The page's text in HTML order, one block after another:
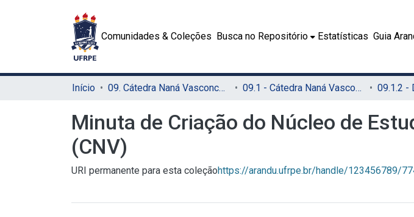
Comunidades & Coleções Busca no Repositório Estatísticas Guia
Início 09. Cátedra Naná Vasconcelos (CNV) 09.1 - Cátedra Naná Vasconcelos (CNV)
Minuta de Criação do Núcleo de
(CNV)
URI permanente para esta coleçãohttps://arandu.ufrpe.br/handle/123456789/